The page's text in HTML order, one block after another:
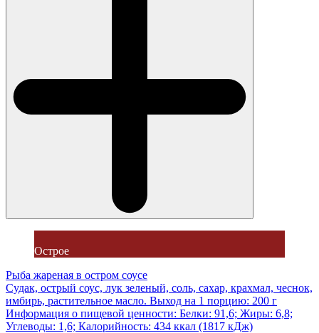
Острое
Рыба жареная в остром соусе
Судак, острый соус, лук зеленый, соль, сахар, крахмал, чеснок,
имбирь, растительное масло. Выход на 1 порцию: 200 г
Информация о пищевой ценности: Белки: 91,6; Жиры: 6,8;
Углеводы: 1,6; Калорийность: 434 ккал (1817 кДж)